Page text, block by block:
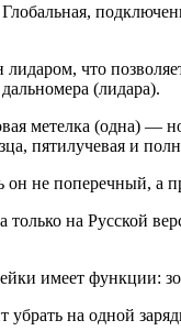
что
(лидара).
метелка (одна) —
пятилучевая и
он не поперечный, а
только на Русской
имеет функции:
на одной